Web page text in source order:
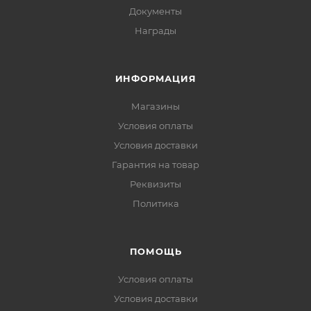
Документы
Награды
ИНФОРМАЦИЯ
Магазины
Условия оплаты
Условия доставки
Гарантия на товар
Реквизиты
Политика
ПОМОЩЬ
Условия оплаты
Условия доставки